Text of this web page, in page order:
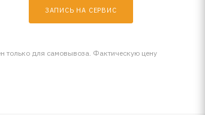
ЗАПИСЬ НА СЕРВИС
только для самовывоза. Фактическую цену